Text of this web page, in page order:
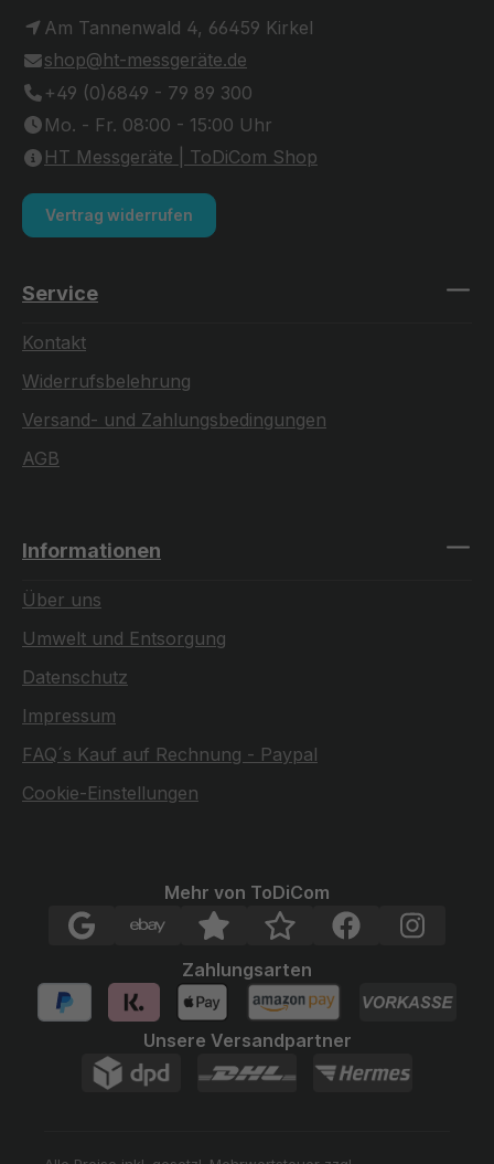
Am Tannenwald 4, 66459 Kirkel
shop@ht-messgeräte.de
+49 (0)6849 - 79 89 300
Mo. - Fr. 08:00 - 15:00 Uhr
HT Messgeräte | ToDiCom Shop
Vertrag widerrufen
Service
Kontakt
Widerrufsbelehrung
Versand- und Zahlungsbedingungen
AGB
Informationen
Über uns
Umwelt und Entsorgung
Datenschutz
Impressum
FAQ´s Kauf auf Rechnung - Paypal
Cookie-Einstellungen
Mehr von ToDiCom
Zahlungsarten
Unsere Versandpartner